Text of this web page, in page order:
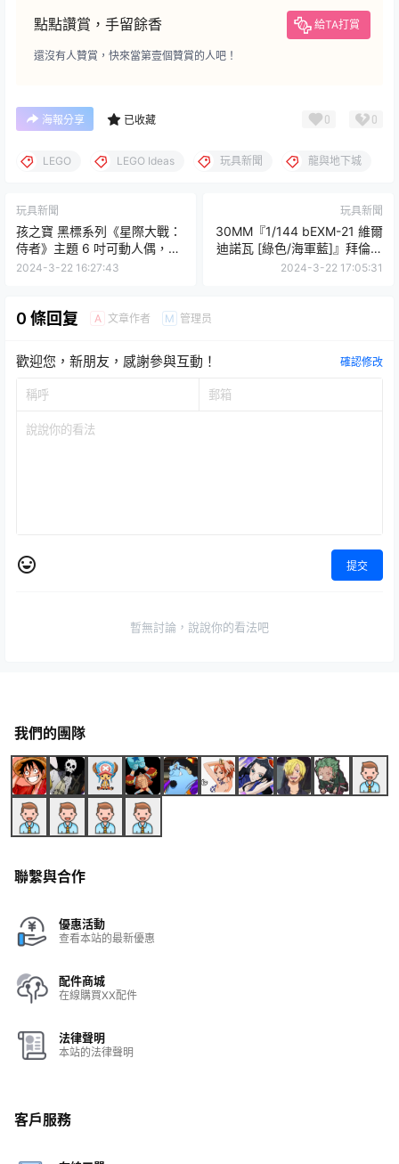
點點讚賞，手留餘香 給TA打賞
還沒有人贊賞，快來當第壹個贊賞的人吧！
海報分享 已收藏 0 0
LEGO LEGO Ideas 玩具新聞 龍與地下城
玩具新聞
孩之寶 黑標系列《星際大戰：
侍者》主題 6 吋可動人偶，搶
先一睹最新影集角色的魅力！
2024-3-22 16:27:43
玩具新聞
30MM『1/144 bEXM-21 維爾
迪諾瓦 [綠色/海軍藍]』拜倫軍
首款飛行型機體登場！
2024-3-22 17:05:31
0 條回复 A 文章作者 M 管理员
歡迎您，新朋友，感謝參與互動！ 確認修改
提交
暫無討論，說說你的看法吧
我們的團隊
聯繫與合作
優惠活動
查看本站的最新優惠
配件商城
在線購買XX配件
法律聲明
本站的法律聲明
客戶服務